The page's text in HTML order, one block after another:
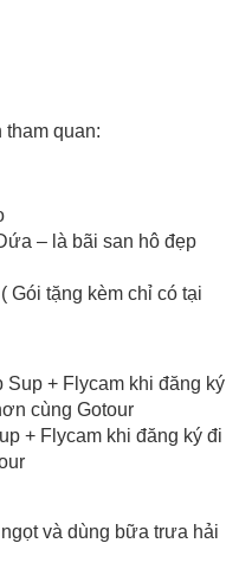
tham quan:
– là bãi san hô đẹp
Gói tặng kèm chỉ có tại
+ Flycam khi đăng ký đi
và dùng bữa trưa hải